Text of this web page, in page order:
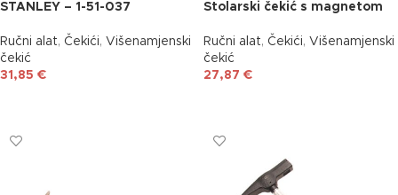
STANLEY – 1-51-037
Ručni alat, Čekići, Višenamjenski
čekić
31,85 €
Stolarski čekić s magnetom
Ručni alat, Čekići, Višenamjenski
čekić
27,87 €